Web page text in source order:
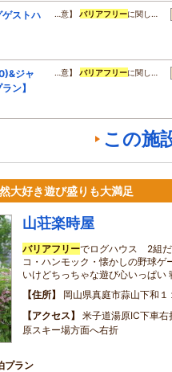
ゲストハ
…意】バリアフリーに関し…
ジャ
ン】
…意】バリアフリーに関し…
この施
大好き遊び盛りも大満足
山荘楽時屋
バリアフリーでログハウス 2組
コ・ハンモック・懐かしの野球ゲ
いけどちっちゃな遊び心いっぱい
住所
岡山県真庭市蒜山下和１
アクセス
米子道湯原IC下車
原スキー場方面へ右折
プラン